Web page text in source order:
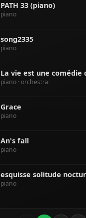
PATH 33 (piano)
piano
song2335
piano
piano · orchestral
Grace
piano
An's fall
piano
piano